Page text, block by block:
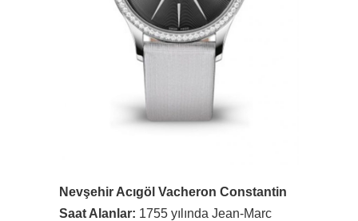
Nevşehir Acıgöl Vacheron Constantin
Saat Alanlar: 1755 yılında Jean-Marc